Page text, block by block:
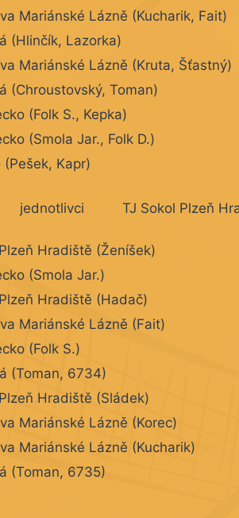
Mariánské Lázně (Kucharik, Fait)
(Hlinčík, Lazorka)
Mariánské Lázně (Kruta, Šťastný)
(Chroustovský, Toman)
(Folk S., Kepka)
(Smola Jar., Folk D.)
Kapr)
jednotlivci TJ Sokol Plzeň
Hradiště (Ženíšek)
(Smola Jar.)
Hradiště (Hadač)
Mariánské Lázně (Fait)
(Folk S.)
(Toman, 6734)
Hradiště (Sládek)
Mariánské Lázně (Korec)
Mariánské Lázně (Kucharik)
(Toman, 6735)